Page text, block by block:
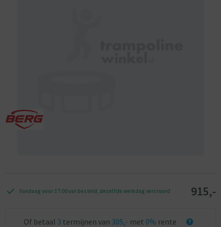
Vandaag voor 17:00 uur besteld, dezelfde werkdag verstuurd 915,-
Of betaal 3 termijnen van 305,- met 0% rente